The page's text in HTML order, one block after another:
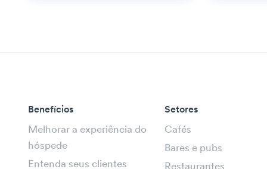
Benefícios
Melhorar a experiência do
hóspede
Entenda seus clientes
Setores
Cafés
Bares e pubs
Restaurantes